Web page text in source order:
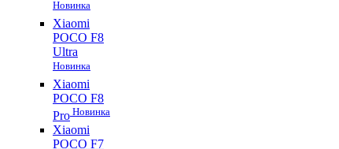
Новинка
Xiaomi
POCO F8
Ultra
Новинка
Xiaomi
POCO F8
Pro Новинка
Xiaomi
POCO F7